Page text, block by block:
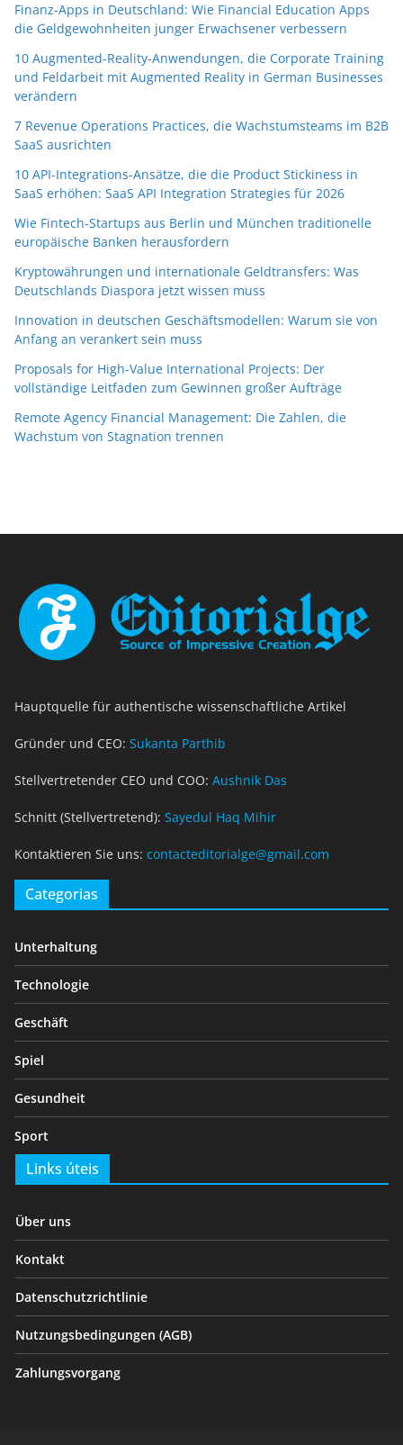
Finanz-Apps in Deutschland: Wie Financial Education Apps
die Geldgewohnheiten junger Erwachsener verbessern
10 Augmented-Reality-Anwendungen, die Corporate Training
und Feldarbeit mit Augmented Reality in German Businesses
verändern
7 Revenue Operations Practices, die Wachstumsteams im B2B
SaaS ausrichten
10 API-Integrations-Ansätze, die die Product Stickiness in
SaaS erhöhen: SaaS API Integration Strategies für 2026
Wie Fintech-Startups aus Berlin und München traditionelle
europäische Banken herausfordern
Kryptowährungen und internationale Geldtransfers: Was
Deutschlands Diaspora jetzt wissen muss
Innovation in deutschen Geschäftsmodellen: Warum sie von
Anfang an verankert sein muss
Proposals for High-Value International Projects: Der
vollständige Leitfaden zum Gewinnen großer Aufträge
Remote Agency Financial Management: Die Zahlen, die
Wachstum von Stagnation trennen
Hauptquelle für authentische wissenschaftliche Artikel
Gründer und CEO: Sukanta Parthib
Stellvertretender CEO und COO: Aushnik Das
Schnitt (Stellvertretend): Sayedul Haq Mihir
Kontaktieren Sie uns: contacteditorialge@gmail.com
Categorias
Unterhaltung
Technologie
Geschäft
Spiel
Gesundheit
Sport
Links úteis
Über uns
Kontakt
Datenschutzrichtlinie
Nutzungsbedingungen (AGB)
Zahlungsvorgang